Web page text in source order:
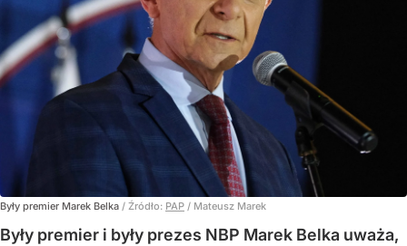
Były premier Marek Belka / Źródło: PAP / Mateusz Marek
Były premier i były prezes NBP Marek Belka uważa,